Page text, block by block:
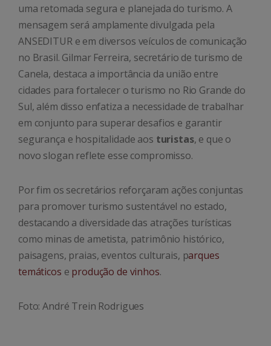
uma retomada segura e planejada do turismo. A
mensagem será amplamente divulgada pela
ANSEDITUR e em diversos veículos de comunicação
no Brasil. Gilmar Ferreira, secretário de turismo de
Canela, destaca a importância da união entre
cidades para fortalecer o turismo no Rio Grande do
Sul, além disso enfatiza a necessidade de trabalhar
em conjunto para superar desafios e garantir
segurança e hospitalidade aos turistas, e que o
novo slogan reflete esse compromisso.
Por fim os secretários reforçaram ações conjuntas
para promover turismo sustentável no estado,
destacando a diversidade das atrações turísticas
como minas de ametista, patrimônio histórico,
paisagens, praias, eventos culturais, parques
temáticos e produção de vinhos.
Foto: André Trein Rodrigues